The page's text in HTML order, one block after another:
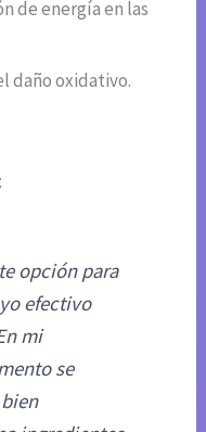
de energía en las
daño oxidativo.
opción para
efectivo
mi
se